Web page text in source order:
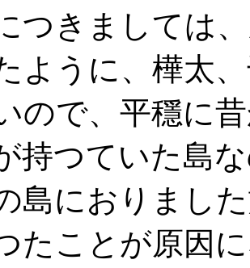
つきましては
ように、樺太
ので、平穩に
持つていた島
島におりまし
たことが原因